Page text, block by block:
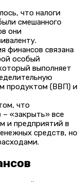
что налоги
смешанного
они
финансов связана
особый
выполняет
продуктом (ВВП) и
что
– «закрыть» все
и предприятий в
средств, но